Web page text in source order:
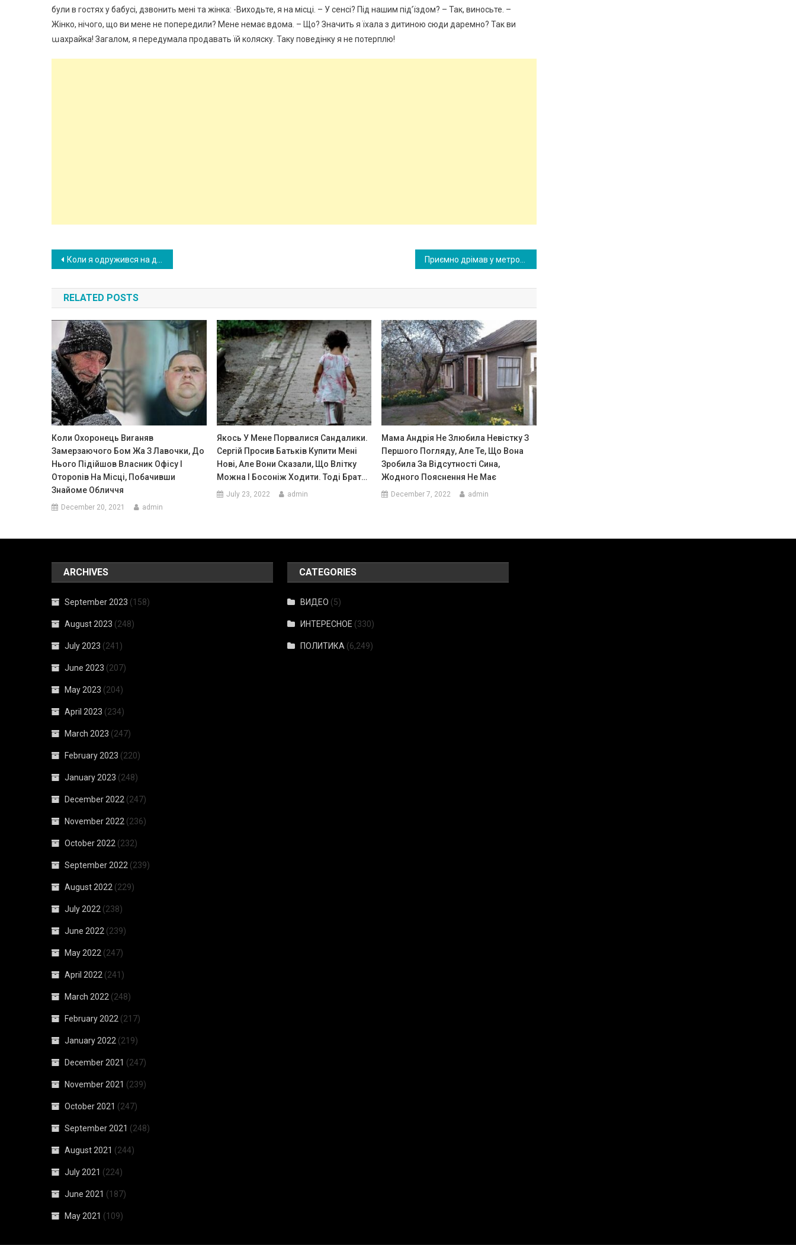
були в гостях у бабусі, дзвонить мені та жінка: -Виходьте, я на місці. – У сенсі? Під нашим під’їздом? – Так, виносьте. –
Жінко, нічого, що ви мене не попередили? Мене немає вдома. – Що? Значить я їхала з дитиною сюди даремно? Так ви
աахрайка! Загалом, я передумала продавать їй коляску. Таку поведінку я не потерплю!
Post
navigation
Коли я одружився на дівчині, у якої вже була дисятилітня дочка, то тоді я ще не знав як одного разу вона врятує мені життя
RELATED POSTS
Коли Охоронець Виrаняв
Замерзаючого Бом Жа З Лавочки, До
Нього Підійшов Власник Офісу І
Отороnів На Місці, Побачивши
Знайоме Обличчя
December 20, 2021 admin
Якось У Мене Порвалися Сандалики.
Сергій Просив Батьків Купити Мені
Нові, Але Вони Сказали, Що Влітку
Можна І Босоніж Ходити. Тоді Брат…
July 23, 2022 admin
Мама Андрія Не Злюбила Невістку З
Першого Погляду, Але Те, Що Вона
Зробила За Відсутності Сина,
Жодного Пояснення Не Має
December 7, 2022 admin
ARCHIVES
September 2023 (158)
August 2023 (248)
July 2023 (241)
June 2023 (207)
May 2023 (204)
April 2023 (234)
March 2023 (247)
February 2023 (220)
January 2023 (248)
December 2022 (247)
November 2022 (236)
October 2022 (232)
September 2022 (239)
August 2022 (229)
July 2022 (238)
June 2022 (239)
May 2022 (247)
April 2022 (241)
March 2022 (248)
February 2022 (217)
January 2022 (219)
December 2021 (247)
November 2021 (239)
October 2021 (247)
September 2021 (248)
August 2021 (244)
July 2021 (224)
June 2021 (187)
May 2021 (109)
CATEGORIES
ВИДЕО (5)
ИНТЕРЕСНОЕ (330)
ПОЛИТИКА (6,249)